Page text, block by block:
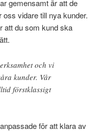
gemensamt är att de
vidare till nya kunder.
att du som kund ska
och vi
kunder. Vår
förstklassigt
för att klara av